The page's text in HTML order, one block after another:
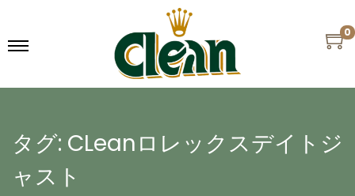
0
タグ: CLeanロレックスデイトジ
ャスト